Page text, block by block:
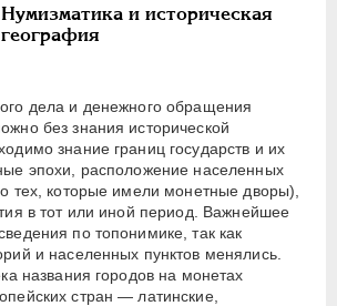
Нумизматика и историческая
география
дела и денежного обращения
без знания исторической
знание границ государств и их
эпохи, расположение населенных
тех, которые имели монетные дворы),
в тот или иной период. Важнейшее
по топонимике, так как
и населенных пунктов менялись.
названия городов на монетах
стран — латинские,